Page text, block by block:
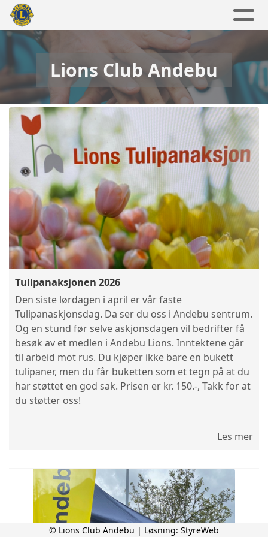
Lions Club Andebu
Tulipanaksjonen 2026
Den siste lørdagen i april er vår faste
Tulipanaskjonsdag. Da ser du oss i Andebu sentrum.
Og en stund før selve askjonsdagen vil bedrifter få
besøk av et medlen i Andebu Lions. Inntektene går
til arbeid mot rus. Du kjøper ikke bare en bukett
tulipaner, men du får buketten som et tegn på at du
har støttet en god sak. Prisen er kr. 150.-, Takk for at
du støtter oss!
Les mer
© Lions Club Andebu | Løsning: StyreWeb